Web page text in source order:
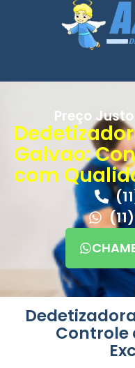
Preço Justo
Galvao:
com
Controle